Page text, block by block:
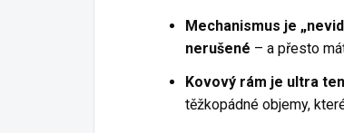
Mechanismus je
nerušené – a přesto
Kovový rám je ultra
těžkopádné objemy,